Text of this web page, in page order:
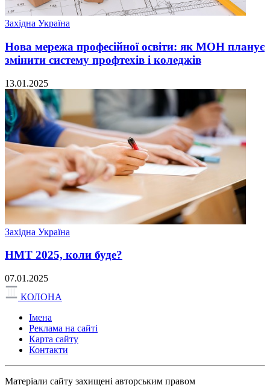
Західна Україна
Нова мережа професійної освіти: як МОН планує
змінити систему профтехів і коледжів
13.01.2025
Західна Україна
НМТ 2025, коли буде?
07.01.2025
КОЛОНА
Імена
Реклама на сайті
Карта сайту
Контакти
Матеріали сайту захищені авторським правом